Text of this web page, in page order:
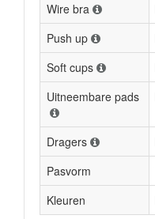
Wire bra
Push up
Soft cups
Uitneembare pads
Dragers
Pasvorm
Kleuren